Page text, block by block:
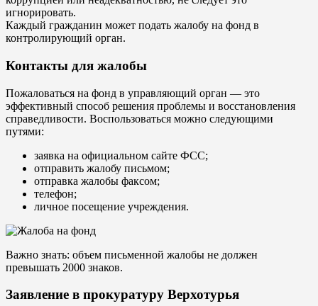
игнорировать.
Каждый гражданин может подать жалобу на фонд в
контролирующий орган.
Контакты для жалобы
Пожаловаться на фонд в управляющий орган — это
эффективный способ решения проблемы и восстановления
справедливости. Воспользоваться можно следующими
путями:
заявка на официальном сайте ФСС;
отправить жалобу письмом;
отправка жалобы факсом;
телефон;
личное посещение учреждения.
Важно знать: объем письменной жалобы не должен
превышать 2000 знаков.
Заявление в прокуратуру Верхотурья